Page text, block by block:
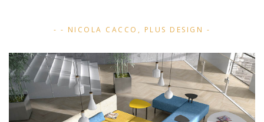
- NICOLA CACCO, PLUS DESIGN -